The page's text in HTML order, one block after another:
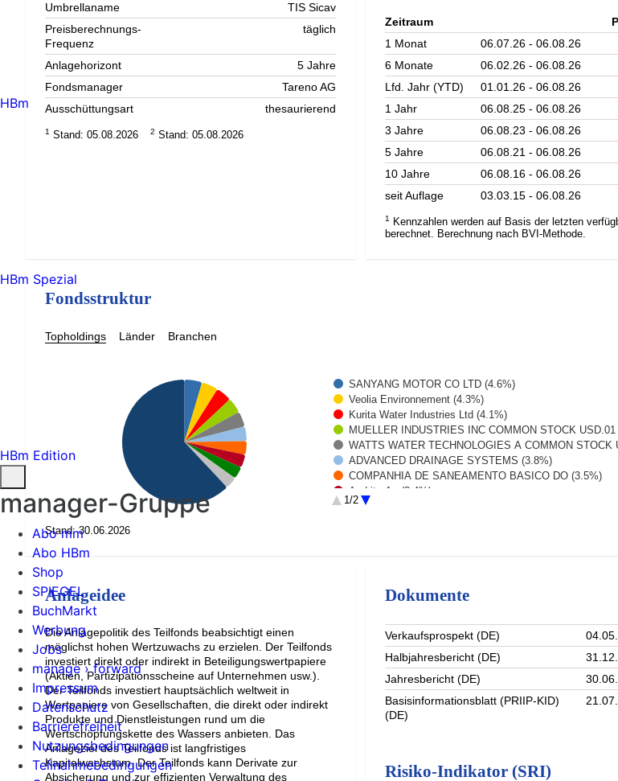
Umbrellaname
TIS Sicav
Preisberechnungs-
Frequenz
täglich
Anlagehorizont
5 Jahre
Fondsmanager
Tareno AG
Ausschüttungsart
thesaurierend
1 Stand: 05.08.2026 2 Stand: 05.08.2026
Zeitraum
1 Monat 06.07.26 - 06.08.26
6 Monate
06.02.26 - 06.08.26
Lfd. Jahr (YTD)
01.01.26 - 06.08.26
1 Jahr
06.08.25 - 06.08.26
3 Jahre
06.08.23 - 06.08.26
5 Jahre
06.08.21 - 06.08.26
10 Jahre
06.08.16 - 06.08.26
seit Auflage
03.03.15 - 06.08.26
1
Kennzahlen werden auf Basis der letzten
berechnet. Berechnung nach BVI-Methode.
Fondsstruktur
Topholdings Länder Branchen
SANYANG MOTOR CO LTD (4.6%)
Veolia Environnement (4.3%)
Kurita Water Industries Ltd (4.1%)
MUELLER INDUSTRIES INC COMMON STOCK USD.01
WATTS WATER TECHNOLOGIES A COMMON STOCK
ADVANCED DRAINAGE SYSTEMS (3.8%)
COMPANHIA DE SANEAMENTO BASICO DO (3.5%)
Andritz Ag (3.4%)
American States Water Co (3.2%)
1/2
Stand: 30.06.2026
Anlageidee
Die Anlagepolitik des Teilfonds beabsichtigt einen
möglichst hohen Wertzuwachs zu erzielen. Der Teilfonds
investiert direkt oder indirekt in Beteiligungswertpapiere
(Aktien, Partizipationsscheine auf Unternehmen usw.).
Der Teilfonds investiert hauptsächlich weltweit in
Wertpapiere von Gesellschaften, die direkt oder indirekt
Produkte und Dienstleistungen rund um die
Wertschöpfungskette des Wassers anbieten. Das
Anlageziel des Teilfonds ist langfristiges
Kapitalwachstum. Der Teilfonds kann Derivate zur
Absicherung und zur effizienten Verwaltung des
Dokumente
Verkaufsprospekt (DE)
Halbjahresbericht (DE)
Jahresbericht (DE)
Basisinformationsblatt (PRIIP-KID)
(DE)
Risiko-Indikator (SRI)
HBm
HBm Spezial
HBm Edition
manager-Gruppe
Abo mm
Abo HBm
Shop
SPIEGEL
BuchMarkt
Werbung
Jobs
manage › forward
Impressum
Datenschutz
Barrierefreiheit
Nutzungsbedingungen
Teilnahmebedingungen